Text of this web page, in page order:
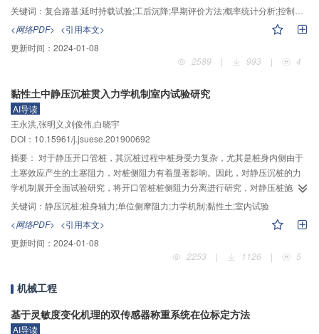
段工后沉降情况的基础上，利用理论分析和现场试验，引入弹性垫层和延时持
；然后，由
实测数据对比利用概率统计分析方法获得的评价指标，建立一种复合路基工后
沉降早期检测评价方法。结果表明：在2倍承载力设计值情况下，延时持载试验
延时48 h可使90%以上的复合路基完成垫层的桩土应力比调整，达到稳定的承
对数正态分布拟合更好；大于7.0 mm且小于12.0 mm时，采用逆Γ–分布拟合更
好。15年工后沉降要求值为100、200和300 mm时，对应的延时持载试验最大
残余沉降Sr max分别为4.50、13.30和35.41 mm，对应的V
0.046和0.055 mm/h，满足的概率分别为47.61%、87.49%、96.93%。现场实
例验证表明，提出的评价指标值与实际情况比较吻合，有利于工程质量的早期
检测评价，及时制定补救措施。该方法不仅可丰富工后沉降预测的方法，且有
利于将现有复合路基质量检测指标体系从单一的强度检测拓展为强度、沉降检
测。
关键词： 复合路基;延时持载试验;工后沉降;早期评价方法;概率统计分析;控制标准
<网络PDF> <引用本文>
更新时间： 2024-01-08
2589
| 993 | 4
黏性土中静压沉桩贯入力学机制室内试验研究
AI导读
王永洪,张明义,刘俊伟,白晓宇
DOI：10.15961/j.jsuese.201900692
摘要： 对于静压开口管桩，其沉桩过程中桩身受力复杂，尤其是桩身内侧由于
土塞效应产生的土塞阻力，对桩侧阻力有着显著影响。因此，对静压沉桩的力
学机制展开全面试验研究，将开口管桩桩侧阻力分离进行研究，对静压桩施工
和承载力的确定都具有重要意义。针对均质黏性土地层，通过室内模型试验对
静压沉桩贯入力学机制进行研究，讨论了桩端形式对于其贯入力学机制的影响
特征。通过研发双壁开口模型管桩，联合使用增敏微型光纤光栅应变传感器和
双膜片温度自补偿型光纤光栅土压力传感器，分离沉桩阻力中的土塞阻力，获
得开口管桩贯入过程中内管桩身轴力、桩内侧摩阻力的变化规律。结果表明：
随深度的增加，闭口桩桩身轴力不断减小，开口桩距离桩底远的桩身轴力递减
的速率逐渐增大，接近桩顶处轴力基本为0；桩身单位侧摩阻力随深度持续增
加，开口桩外管桩身单位侧摩阻力发挥程度小于闭口桩；在同一深度处，随着
关键词： 静压沉桩;桩身轴力;单位侧摩阻力;力学机制;黏性土;室内试验
<网络PDF> <引用本文>
更新时间： 2024-01-08
2253
| 1126 | 5
机械工程
基于灵敏度变化机理的双传感器称重系统在位标定方法
AI导读